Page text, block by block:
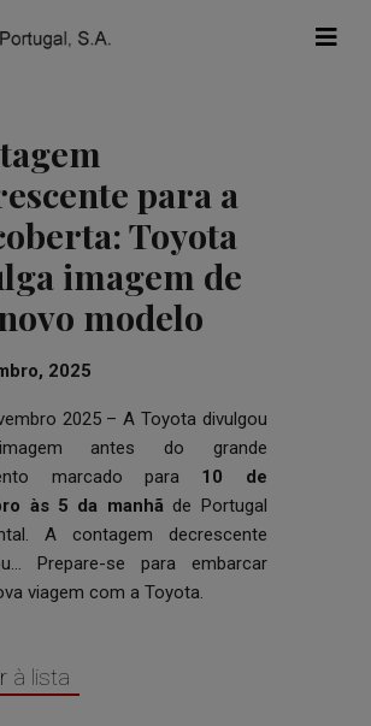
para a
Toyota
imagem de
modelo
2025
2025 – A Toyota divulgou
antes do grande
marcado para 10 de
às 5 da manhãde Portugal
A contagem decrescente
Prepare-se para embarcar
viagem com a Toyota.
à lista